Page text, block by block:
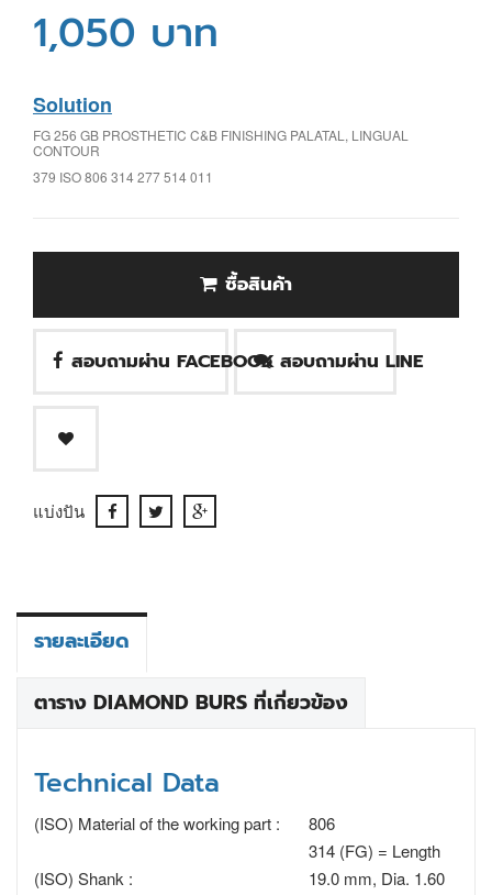
1,050 บาท
Solution
FG 256 GB PROSTHETIC C&B FINISHING PALATAL, LINGUAL
CONTOUR
379 ISO 806 314 277 514 011
ซื้อสินค้า
สอบถามผ่าน FACEBOOK สอบถามผ่าน LINE
แบ่งปัน
รายละเอียด
ตาราง DIAMOND BURS ที่เกี่ยวข้อง
Technical Data
(ISO) Material of the working part : 806
(ISO) Shank :
314 (FG) = Length
19.0 mm, Dia. 1.60